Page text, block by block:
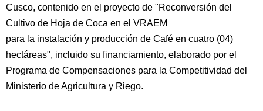
Cusco, contenido en el proyecto de "Reconversión del
Cultivo de Hoja de Coca en el VRAEM
para la instalación y producción de Café en cuatro (04)
hectáreas", incluido su financiamiento, elaborado por el
Programa de Compensaciones para la Competitividad del
Ministerio de Agricultura y Riego.